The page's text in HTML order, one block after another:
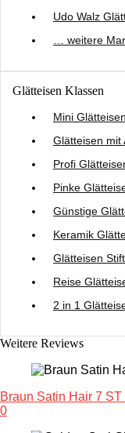
Udo Walz
… weitere
Glätteisen Klassen
Mini Glätteisen
Glätteisen mit
Profi
Pinke
Günstige
Keramik
Glätteisen
Reise
2 in 1
Weitere Reviews
Braun Satin Hair 7
0